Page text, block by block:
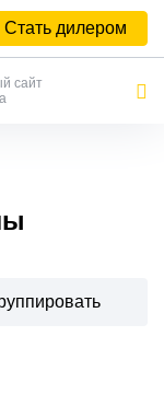
Стать дилером
сайт